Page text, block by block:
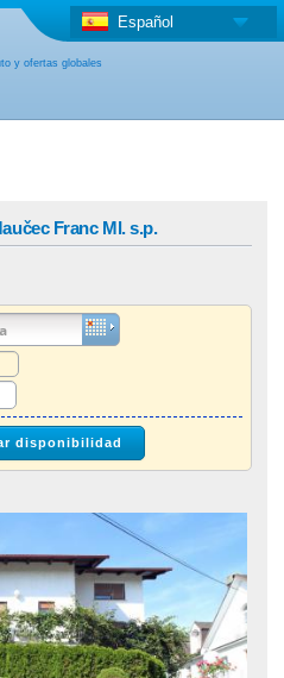
y ofertas globales
Español
Oferta global
Franc Ml. s.p.